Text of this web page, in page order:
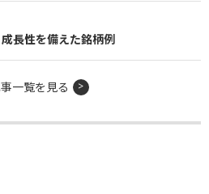
長性を備えた銘柄例
一覧を見る